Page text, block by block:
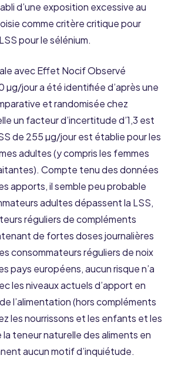
d’une exposition excessive au
comme critère critique pour
pour le sélénium.
avec Effet Nocif Observé
µg/jour a été identifiée d’après une
et randomisée chez
un facteur d’incertitude d’1,3 est
de 255 µg/jour est établie pour les
adultes (y compris les femmes
Compte tenu des données
apports, il semble peu probable
adultes dépassent la LSS,
réguliers de compléments
de fortes doses journalières
consommateurs réguliers de noix
pays européens, aucun risque n’a
les niveaux actuels d’apport en
l’alimentation (hors compléments
les nourrissons et les enfants et les
teneur naturelle des aliments en
aucun motif d’inquiétude.